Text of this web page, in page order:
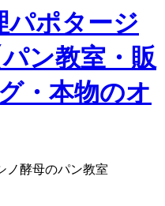
ノ酵母のパン教室